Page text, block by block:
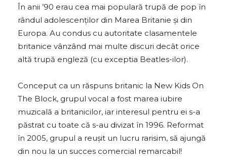
În anii ’90 erau cea mai populară trupă de pop în
rândul adolescenţilor din Marea Britanie și din
Europa. Au condus cu autoritate clasamentele
britanice vânzând mai multe discuri decât orice
altă trupă engleză (cu exceptia Beatles-ilor).
Conceput ca un răspuns britanic la New Kids On
The Block, grupul vocal a fost marea iubire
muzicală a britanicilor, iar interesul pentru ei s-a
păstrat cu toate că s-au divizat în 1996. Reformat
în 2005, grupul a reuşit un lucru rarisim, să ajungă
din nou la un succes comercial remarcabil!